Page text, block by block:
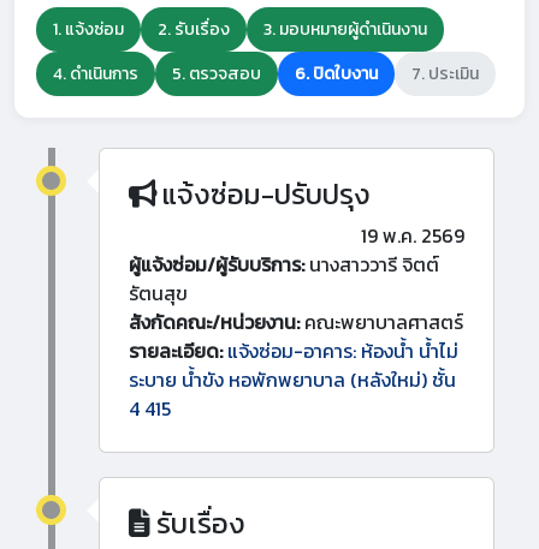
1. แจ้งซ่อม 2. รับเรื่อง
3. มอบหมายผู้ดำเนินงาน
4. ดำเนินการ
5. ตรวจสอบ 6. ปิดใบงาน 7. ประเมิน
แจ้งซ่อม-ปรับปรุง
19 พ.ค. 2569
ผู้แจ้งซ่อม/ผู้รับบริการ:นางสาววารี จิตต์
รัตนสุข
สังกัดคณะ/หน่วยงาน:คณะพยาบาลศาสตร์
รายละเอียด: แจ้งซ่อม-อาคาร: ห้องน้ำ น้ำไม่
ระบาย น้ำขัง หอพักพยาบาล (หลังใหม่) ชั้น
4 415
รับเรื่อง